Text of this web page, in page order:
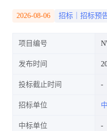
浆循环处
2026-08-06 招标｜招标预
项目编号
发布时间
投标截止时间
招标单位
中标单位